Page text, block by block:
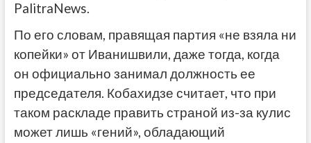
PalitraNews.
По его словам, правящая партия «не взяла ни
копейки» от Иванишвили, даже тогда, когда
он официально занимал должность ее
председателя. Кобахидзе считает, что при
таком раскладе править страной из-за кулис
может лишь «гений», обладающий